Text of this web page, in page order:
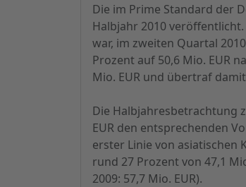
Die im Prime Standard der
Halbjahr 2010
war, im zweiten Quartal
Prozent auf 50,6 Mio. EUR
Mio. EUR und übertraf
Die Halbjahresbetrachtung
EUR den entsprechenden
erster Linie von asiatischen
rund 27 Prozent von 47,1
2009: 57,7 Mio. EUR).